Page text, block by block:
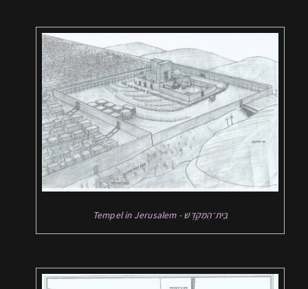
Tempel in Jerusalem - בֵּית־הַמִּקְדָּשׁ